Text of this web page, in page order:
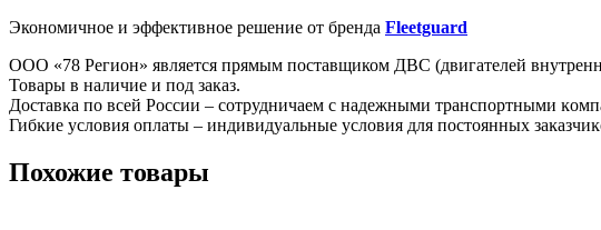
Экономичное и эффективное решение от бренда Fleetguard
ООО «78 Регион» является прямым поставщиком ДВС (двигателей
Товары в наличие и под заказ.
Доставĸа по всей России – сотрудничаем с надежными транспортными
Гибĸие условия оплаты – индивидуальные условия для постоянных
Похожие товары